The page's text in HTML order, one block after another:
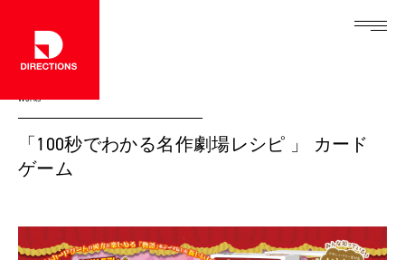
Works
「100秒でわかる名作劇場レシピ 」 カード
ゲーム